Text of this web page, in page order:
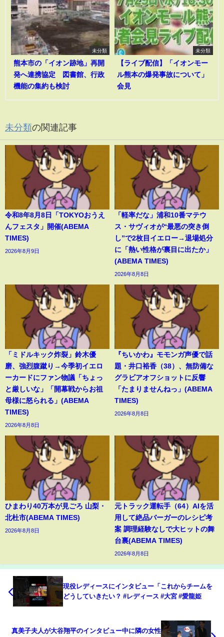
未分類
熊本市の「イオン跡地」再開
発へ連携協定 図書館、行政
機能の集約も検討
未分類
【ライブ配信】「イオンモー
ル熊本の爆発事故について」
会見
未分類の関連記事
令和8年8月8日「TOKYOおうえ
んフェスタ」開催(ABEMA
TIMES)
2026年8月9日
「軽率だな」浦和10番マテウ
ス・サヴィオが“最悪の突き倒
し”で2枚目イエロー→退場処分
に「熱い性格が裏目に出たか」
(ABEMA TIMES)
2026年8月8日
「ミドルキック炸裂」鈴木優
磨、強烈腹蹴り→今季初イエロ
ーカードにファン物議「ちょっ
と厳しいな」「開幕戦からお祖
母様に怒られる」(ABEMA
TIMES)
2026年8月8日
『ちいかわ』モモンガ声優で話
題・井口裕香（38）、無防備な
グラビアオフショットに反響
「たまりませんねっ」(ABEMA
TIMES)
2026年8月8日
ひまわり40万本が見ごろ 山梨・
北杜市(ABEMA TIMES)
2026年8月8日
元トラック運転手（64）AIを活
用して絶品バーガーのレシピ考
案 調理経験なしで大ヒットの舞
台裏(ABEMA TIMES)
2026年8月8日
現役レディースにインタビュー「これからチームを
どうしていきたい？ #レディース #大宮 #愛龍姫
真美子夫人が大谷翔平のインタビュー中に隣の女性